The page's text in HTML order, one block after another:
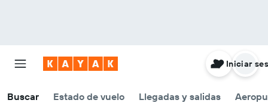
Buscar Estado de vuelo Llegadas y salidas
Iniciar